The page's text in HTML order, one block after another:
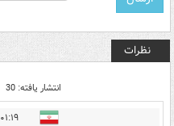
نظرات
انتشار یافته: 30
۰۱:۱۹ - ۱۴۰۱/۱۰/۱۲